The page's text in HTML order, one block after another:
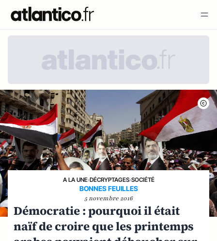
A LA UNE›DÉCRYPTAGES›SOCIÉTÉ
BONNES FEUILLES
5 novembre 2016
Démocratie : pourquoi il était
naïf de croire que les printemps